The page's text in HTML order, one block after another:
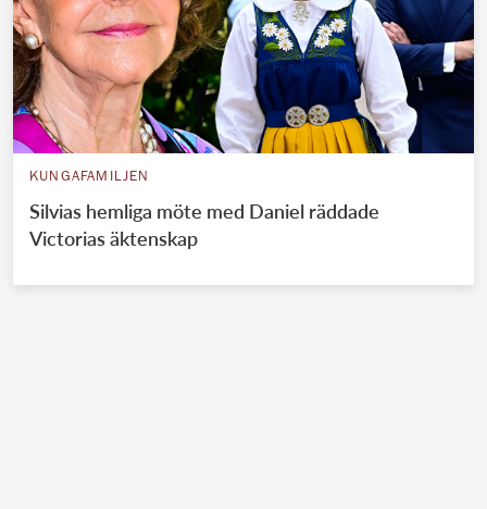
KUNGAFAMILJEN
Silvias hemliga möte med Daniel räddade
Victorias äktenskap